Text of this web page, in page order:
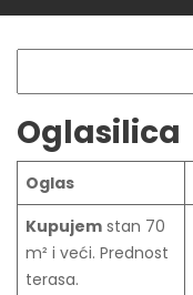
Oglasilica
Oglas
Kupujem stan 70
m² i veći. Prednost
terasa.